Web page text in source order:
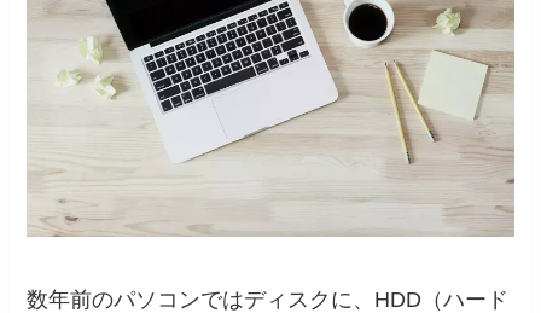
数年前のパソコンではディスクに、HDD（ハード